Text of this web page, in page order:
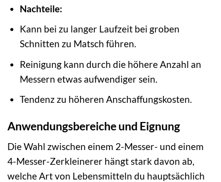
Nachteile:
Kann bei zu langer Laufzeit bei groben
Schnitten zu Matsch führen.
Reinigung kann durch die höhere Anzahl an
Messern etwas aufwendiger sein.
Tendenz zu höheren Anschaffungskosten.
Anwendungsbereiche und Eignung
Die Wahl zwischen einem 2-Messer- und einem
4-Messer-Zerkleinerer hängt stark davon ab,
welche Art von Lebensmitteln du hauptsächlich